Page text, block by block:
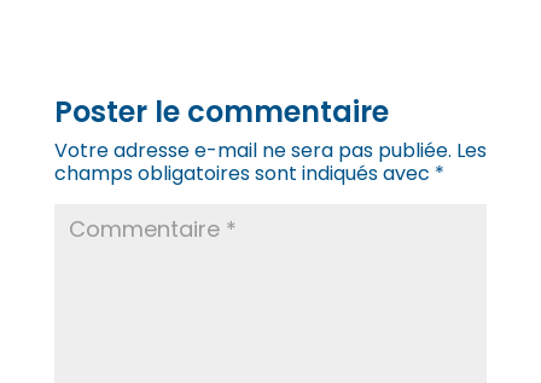
Poster le commentaire
Votre adresse e-mail ne sera pas publiée. Les
champs obligatoires sont indiqués avec *